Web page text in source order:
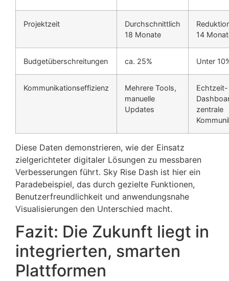
Projektzeit
Durchschnittlich
18 Monate
14
Budgetüberschreitungen ca. 25% Unter
Kommunikationseffizienz
Mehrere Tools,
manuelle
Updates
Echtzeit-
zentrale
Diese Daten demonstrieren, wie der Einsatz
zielgerichteter digitaler Lösungen zu messbaren
Verbesserungen führt. Sky Rise Dash ist hier ein
Paradebeispiel, das durch gezielte Funktionen,
Benutzerfreundlichkeit und anwendungsnahe
Visualisierungen den Unterschied macht.
Fazit: Die Zukunft liegt in
integrierten, smarten
Plattformen